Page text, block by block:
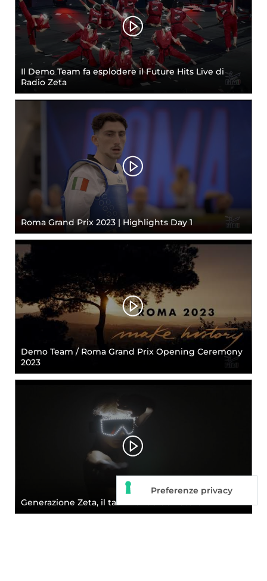
Il Demo Team fa esplodere il Future Hits Live di
Radio Zeta
Roma Grand Prix 2023 | Highlights Day 1
Demo Team / Roma Grand Prix Opening Ceremony
2023
Generazione Zeta, il taekwondo del futuro!